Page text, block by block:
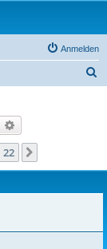
Anmelden
Suche
22